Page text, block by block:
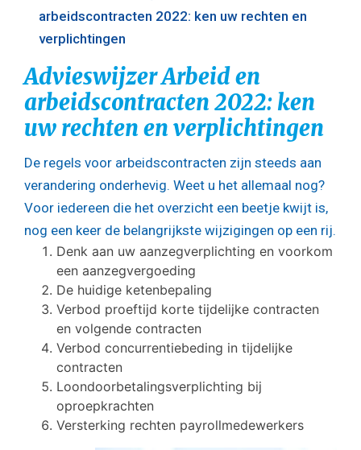
arbeidscontracten 2022: ken uw rechten en
verplichtingen
Advieswijzer Arbeid en
arbeidscontracten 2022: ken
uw rechten en verplichtingen
De regels voor arbeidscontracten zijn steeds aan
verandering onderhevig. Weet u het allemaal nog?
Voor iedereen die het overzicht een beetje kwijt is,
nog een keer de belangrijkste wijzigingen op een rij.
Denk aan uw aanzegverplichting en voorkom
een aanzegvergoeding
De huidige ketenbepaling
Verbod proeftijd korte tijdelijke contracten
en volgende contracten
Verbod concurrentiebeding in tijdelijke
contracten
Loondoorbetalingsverplichting bij
oproepkrachten
Versterking rechten payrollmedewerkers